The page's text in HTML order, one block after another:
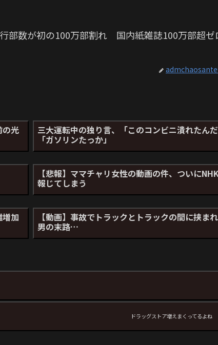
部数が初の100万部割れ 国内紙雑誌100万部超ゼ
光 三大運転中の独り言、「このコンビニ潰れたんだ
「ガソリンたっか」
【悲報】ママチャリ女性の動画の件、ついに
報じてしまう
加 【動画】事故でトラックとトラックの間に挟ま
男の末路…
ドラッグストア増えまくってるよね